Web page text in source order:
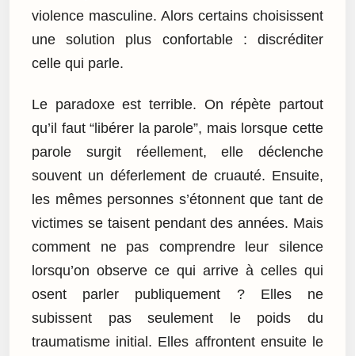
violence masculine. Alors certains choisissent
une solution plus confortable : discréditer
celle qui parle.
Le paradoxe est terrible. On répète partout
qu’il faut “libérer la parole”, mais lorsque cette
parole surgit réellement, elle déclenche
souvent un déferlement de cruauté. Ensuite,
les mêmes personnes s’étonnent que tant de
victimes se taisent pendant des années. Mais
comment ne pas comprendre leur silence
lorsqu’on observe ce qui arrive à celles qui
osent parler publiquement ? Elles ne
subissent pas seulement le poids du
traumatisme initial. Elles affrontent ensuite le